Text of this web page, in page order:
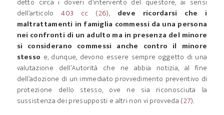
dell’articolo403 cc (26), deve ricordarsi che i
maltrattamenti in famiglia commessi da una persona
nei confronti di un adulto ma in presenza del minore
si considerano commessi anche contro il minore
stesso e, dunque, devono essere sempre oggetto di una
valutazione dell’Autorità che ne abbia notizia, al fine
dell’adozione di un immediato provvedimento preventivo di
protezione dello stesso, ove ne sia riconosciuta la
sussistenza dei presupposti e altri non vi provveda (27).